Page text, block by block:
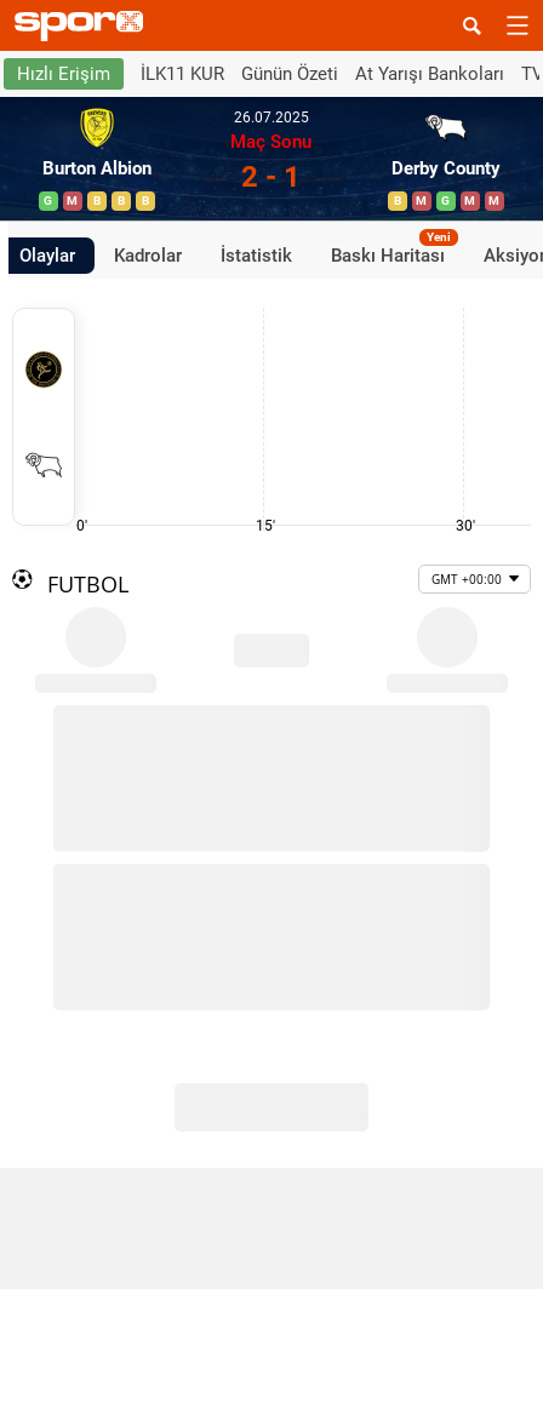
Hızlı Erişim İLK11 KUR Günün Özeti At Yarışı Bankoları
Burton Albion
G M B B B
26.07.2025
Maç Sonu
2 - 1 Derby County
B M G M M
Olaylar Kadrolar İstatistik Baskı Haritası
Yeni
0' 15' 30'
FUTBOL GMT +00:00